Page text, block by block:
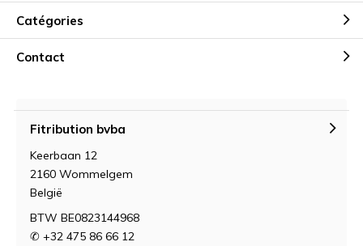
Catégories
Contact
Fitribution bvba
Keerbaan 12
2160 Wommelgem
België
BTW BE0823144968
✆ +32 475 86 66 12